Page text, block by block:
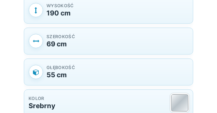
WYSOKOŚĆ
190 cm
SZEROKOŚĆ
69 cm
GŁĘBOKOŚĆ
55 cm
KOLOR
Srebrny